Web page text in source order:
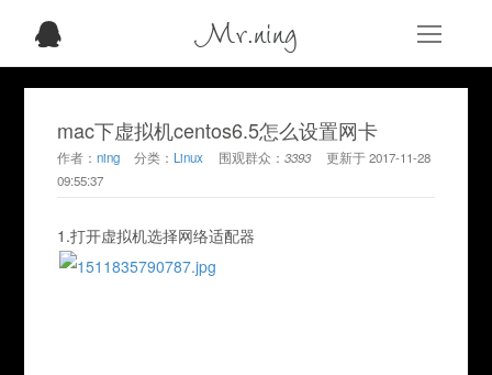
Mr.ning
mac下虚拟机centos6.5怎么设置网卡
作者：ning 分类： Linux 围观群众：3393 更新于2017-11-28
09:55:37
1.打开虚拟机选择网络适配器